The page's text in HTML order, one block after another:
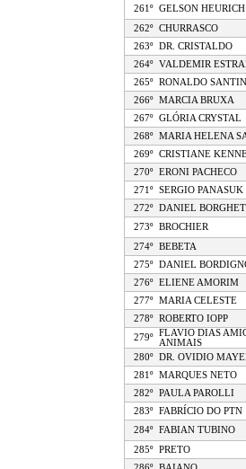
261º
GELSON HEURICH
262º
CHURRASCO
263º
DR. CRISTALDO
264º
VALDEMIR
265º
RONALDO
266º
MARCIA BRUXA
267º
GLÓRIA CRYSTAL
268º
MARIA HELENA
269º
CRISTIANE
270º
ERONI PACHECO
271º
SERGIO PANASUK
272º
DANIEL
273º
BROCHIER
274º
BEBETA
275º
DANIEL
276º
ELIENE AMORIM
277º
MARIA CELESTE
278º
ROBERTO IOPP
279º
FLAVIO DIAS
ANIMAIS
280º
DR. OVIDIO
281º
MARQUES NETO
282º
PAULA PAROLLI
283º
FABRÍCIO DO PTN
284º
FABIAN TUBINO
285º
PRETO